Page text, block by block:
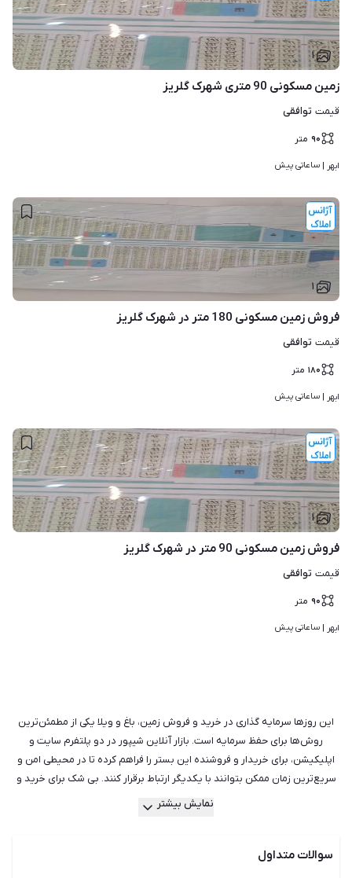
۱
زمین مسکونی 90 متری شهرک گلریز
قیمت توافقی
۹۰ متر
ابهر | ساعاتی پیش
۱
فروش زمین مسکونی 180 متر در شهرک گلریز
قیمت توافقی
۱۸۰ متر
ابهر | ساعاتی پیش
۱
فروش زمین مسکونی 90 متر در شهرک گلریز
قیمت توافقی
۹۰ متر
ابهر | ساعاتی پیش
این روزها سرمایه گذاری در خرید و فروش زمین، باغ و ویلا یکی از مطمئن‌ترین
روش‌ها برای حفظ سرمایه است. بازار آنلاین شیپور در دو پلتفرم سایت و
اپلیکیشن، برای خریدار و فروشنده این بستر را فراهم کرده تا در محیطی امن و
سریع‌ترین زمان ممکن بتوانند با یکدیگر ارتباط برقرار کنند. بی شک برای خرید و
فروش زمین مسکونی، زمین کشاورزی یا صنعتی، باغ، باغچه و ویلا به مشاورین
کرده و با خیالی راحت معامله کنید. شیپور با سال‌ها تجربه در امور زمین و باغ
نمایش بیشتر
سوالات متداول